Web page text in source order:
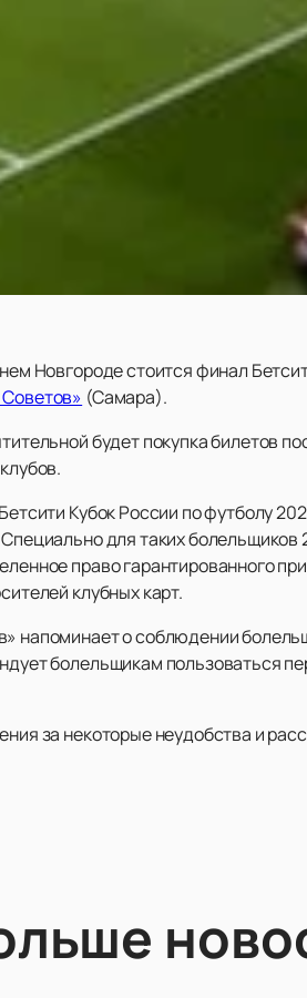
Новгороде стоится финал
(Самара).
будет покупка билетов
Кубок России по футболу
для таких
право гарантированного
клубных карт.
напоминает о соблюдении
болельщикам пользоваться
за некоторые неудобства и